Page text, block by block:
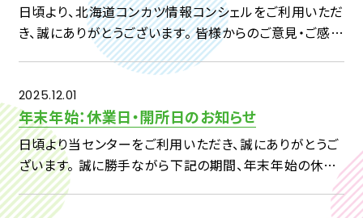
日頃より、北海道コンカツ情報コンシェルをご利用いただ
き、誠にありがとうございます。 皆様からのご意見・ご感想
を、今後の事業へいかしてまいりたいと考えておりますの
で、 下記アンケートへのご回答をよろしくお願い申し上げ
ます。 […]
2025.12.01
年末年始：休業日・開所日のお知らせ
日頃より当センターをご利用いただき、誠にありがとうご
ざいます。 誠に勝手ながら下記の期間、年末年始の休業
日とさせていただきます。 2025 年 12 月 29 日(月) ～
2026年 1 月3日(土) & […]